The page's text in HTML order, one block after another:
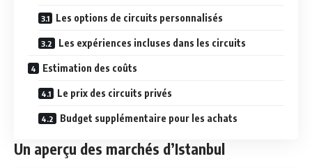
Les options de circuits personnalisés
Les expériences incluses dans les circuits
Estimation des coûts
Le prix des circuits privés
Budget supplémentaire pour les achats
Un aperçu des marchés d’Istanbul